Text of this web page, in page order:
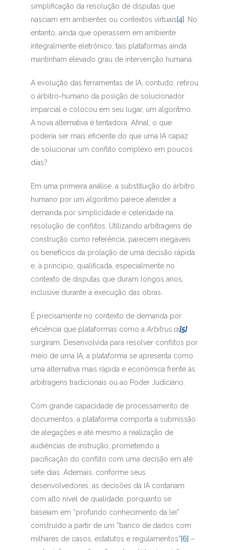
simplificação da resolução de disputas que
nasciam em ambientes ou contextos virtuais[4]. No
entanto, ainda que operassem em ambiente
integralmente eletrônico, tais plataformas ainda
mantinham elevado grau de intervenção humana.
A evolução das ferramentas de IA, contudo, retirou
o árbitro-humano da posição de solucionador
imparcial e colocou em seu lugar, um algoritmo.
A nova alternativa é tentadora. Afinal, o que
poderia ser mais eficiente do que uma IA capaz
de solucionar um conflito complexo em poucos
dias?
Em uma primeira análise, a substituição do árbitro
humano por um algoritmo parece atender a
demanda por simplicidade e celeridade na
resolução de conflitos. Utilizando arbitragens de
construção como referência, parecem inegáveis
os benefícios da prolação de uma decisão rápida
e, à princípio, qualificada, especialmente no
contexto de disputas que duram longos anos,
inclusive durante a execução das obras.
É precisamente no contexto de demanda por
eficiência que plataformas como aArbitrus.ai[5]
surgiram. Desenvolvida para resolver conflitos por
meio de uma IA, a plataforma se apresenta como
uma alternativa mais rápida e econômica frente às
arbitragens tradicionais ou ao Poder Judiciário.
Com grande capacidade de processamento de
documentos, a plataforma comporta a submissão
de alegações e até mesmo a realização de
audiências de instrução, prometendo a
pacificação do conflito com uma decisão em até
sete dias. Ademais, conforme seus
desenvolvedores, as decisões da IA contariam
com alto nível de qualidade, porquanto se
baseiam em “profundo conhecimento da lei”
construído a partir de um “banco de dados com
milhares de casos, estatutos e regulamentos”[6] –